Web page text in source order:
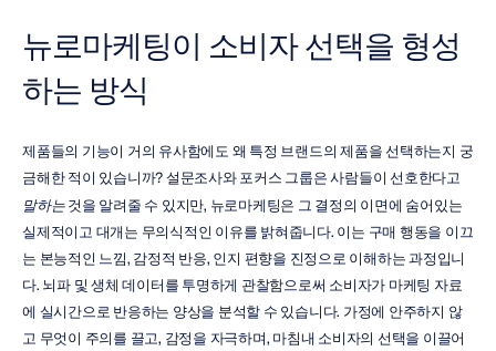
뉴로마케팅이 소비자 선택을 형성
하는 방식
제품들의 기능이 거의 유사함에도 왜 특정 브랜드의 제품을 선택하는지 궁
말하는 것을 알려줄 수 있지만, 뉴로마케팅은 그 결정의 이면에 숨어있는
실제적이고 대개는 무의식적인 이유를 밝혀줍니다. 이는 구매 행동을 이끄
는 본능적인 느낌, 감정적 반응, 인지 편향을 진정으로 이해하는 과정입니
다. 뇌파 및 생체 데이터를 투명하게 관찰함으로써 소비자가 마케팅 자료
에 실시간으로 반응하는 양상을 분석할 수 있습니다. 가정에 안주하지 않
고 무엇이 주의를 끌고, 감정을 자극하며, 마침내 소비자의 선택을 이끌어